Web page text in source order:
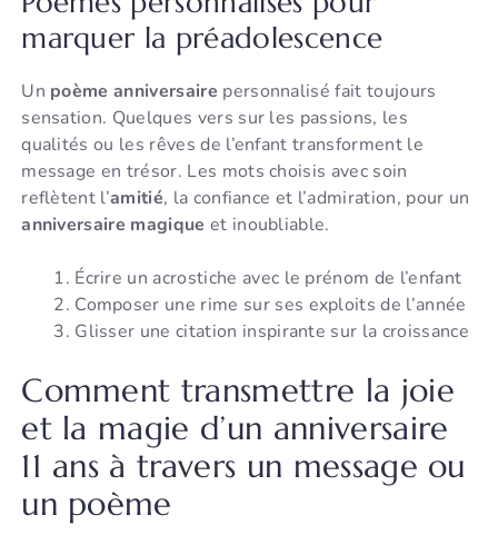
marquer la préadolescence
Un poème anniversaire personnalisé fait toujours
sensation. Quelques vers sur les passions, les
qualités ou les rêves de l’enfant transforment le
message en trésor. Les mots choisis avec soin
reflètent l’amitié, la confiance et l’admiration, pour un
anniversaire magique et inoubliable.
Écrire un acrostiche avec le prénom de l’enfant
Composer une rime sur ses exploits de l’année
Glisser une citation inspirante sur la croissance
Comment transmettre la joie
et la magie d’un anniversaire
11 ans à travers un message ou
un poème